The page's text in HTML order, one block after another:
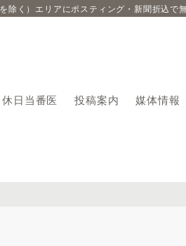
く）エリアにポスティング・新聞折込で
休日当番医 投稿案内 媒体情報